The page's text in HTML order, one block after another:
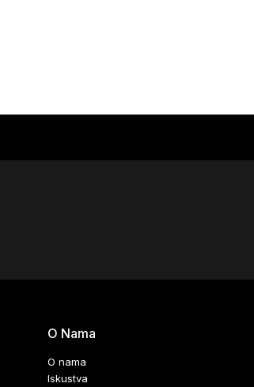
O Nama
O nama
Iskustva